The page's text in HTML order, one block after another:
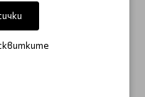
адхезията към
и
оптимален
плочки, струва си
на Palu.